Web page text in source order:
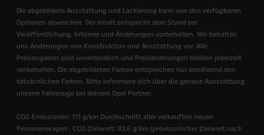
Die abgebildete Ausstattung und Lackierung kann von den verfügbaren
Optionen abweichen. Der Inhalt entspricht dem Stand bei
Veröffentlichung. Irrtümer und Änderungen vorbehalten. Wir behalten
uns Änderungen von Konstruktion und Ausstattung vor. Alle
Preisangaben sind unverbindlich und Preisänderungen bleiben jederzeit
vorbehalten. Die abgebildeten Farben entsprechen nur annähernd den
tatsächlichen Farben. Bitte informiere dich über die genaue Ausstattung
unserer Fahrzeuge bei deinem Opel Partner.
CO2-Emissionen: 111 g/km Durchschnitt aller verkauften neuen
Personenwagen . CO2-Zielwert: 93.6 g/km (provisorischer Zielwert nach